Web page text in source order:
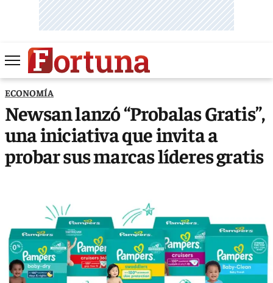
ECONOMÍA
Newsan lanzó “Probalas Gratis”,
una iniciativa que invita a
probar sus marcas líderes gratis